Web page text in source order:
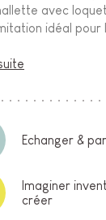
avec
idéal pour
Echanger &
Imaginer
créer